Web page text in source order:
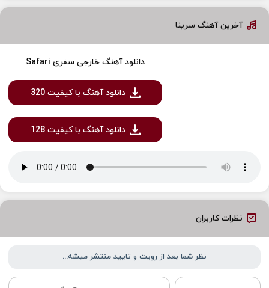
آخرین آهنگ سرینا
دانلود آهنگ خارجی سفری Safari
دانلود آهنگ با کیفیت 320
دانلود آهنگ با کیفیت 128
نظرات کاربران
نظر شما بعد از رویت و تایید منتشر میشه...